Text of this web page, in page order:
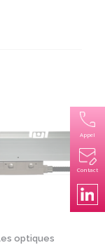
optiques
Appel
Contact